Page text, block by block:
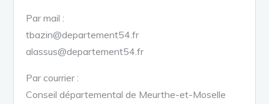
Par mail :
tbazin@departement54.fr
alassus@departement54.fr
Par courrier :
Conseil départemental de Meurthe-et-Moselle